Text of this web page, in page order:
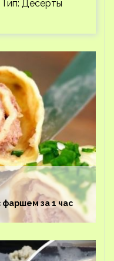
Десерты
за 1 час